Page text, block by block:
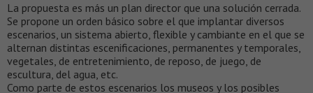
La propuesta es más un plan director que una solución cerrada.
Se propone un orden básico sobre el que implantar diversos
escenarios, un sistema abierto, flexible y cambiante en el que se
alternan distintas escenificaciones, permanentes y temporales,
vegetales, de entretenimiento, de reposo, de juego, de
escultura, del agua, etc.
Como parte de estos escenarios los museos y los posibles